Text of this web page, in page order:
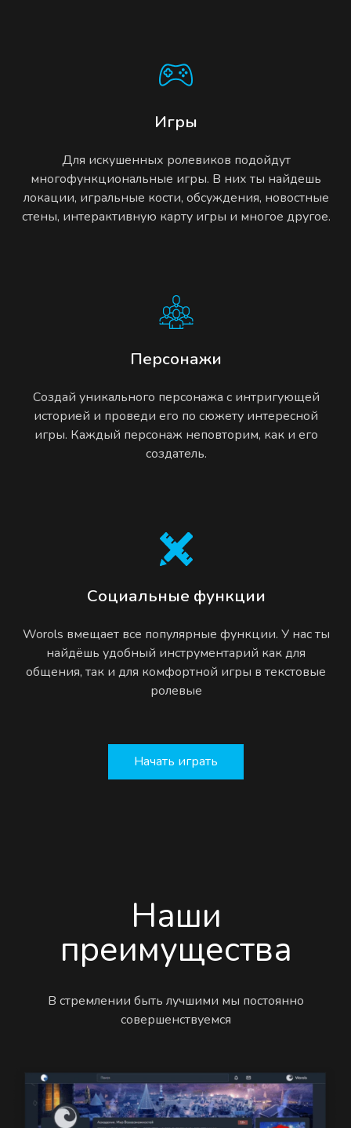
Игры
Для искушенных ролевиков подойдут
многофункциональные игры. В них ты найдешь
локации, игральные кости, обсуждения, новостные
стены, интерактивную карту игры и многое другое.
Персонажи
Создай уникального персонажа с интригующей
историей и проведи его по сюжету интересной
игры. Каждый персонаж неповторим, как и его
создатель.
Социальные функции
Worols вмещает все популярные функции. У нас ты
найдёшь удобный инструментарий как для
общения, так и для комфортной игры в текстовые
ролевые
Начать играть
Наши
преимущества
В стремлении быть лучшими мы постоянно
совершенствуемся